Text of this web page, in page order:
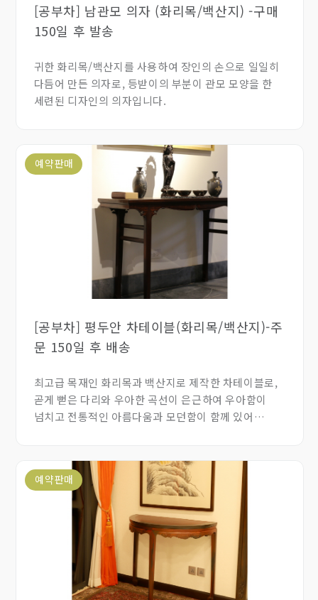
[공부차] 남관모 의자 (화리목/백산지) -구매
150일 후 발송
귀한 화리목/백산지를 사용하여 장인의 손으로 일일히
다듬어 만든 의자로, 등받이의 부분이 관모 모양을 한
세련된 디자인의 의자입니다.
예약판매
[공부차] 평두안 차테이블(화리목/백산지)-주
문 150일 후 배송
최고급 목재인 화리목과 백산지로 제작한 차테이블로,
곧게 뻗은 다리와 우아한 곡선이 은근하여 우아함이
넘치고 전통적인 아름다움과 모던함이 함께 있어
예약판매